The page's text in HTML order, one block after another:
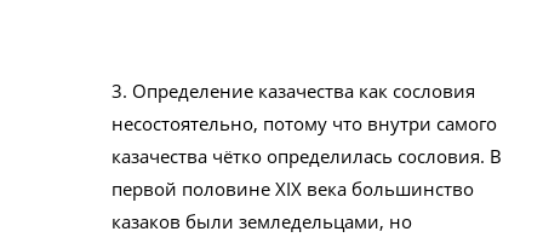
3. Определение казачества как сословия
несостоятельно, потому что внутри самого
казачества чётко определилась сословия. В
первой половине ХIХ века большинство
казаков были земледельцами, но